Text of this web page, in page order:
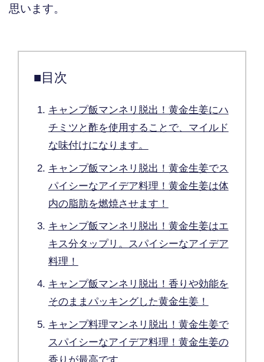
思います。
■目次
キャンプ飯マンネリ脱出！黄金生姜にハ
チミツと酢を使用することで、マイルド
な味付けになります。
キャンプ飯マンネリ脱出！黄金生姜でス
パイシーなアイデア料理！黄金生姜は体
内の脂肪を燃焼させます！
キャンプ飯マンネリ脱出！黄金生姜はエ
キス分タップリ。スパイシーなアイデア
料理！
キャンプ飯マンネリ脱出！香りや効能を
そのままパッキングした黄金生姜！
キャンプ料理マンネリ脱出！黄金生姜で
スパイシーなアイデア料理！黄金生姜の